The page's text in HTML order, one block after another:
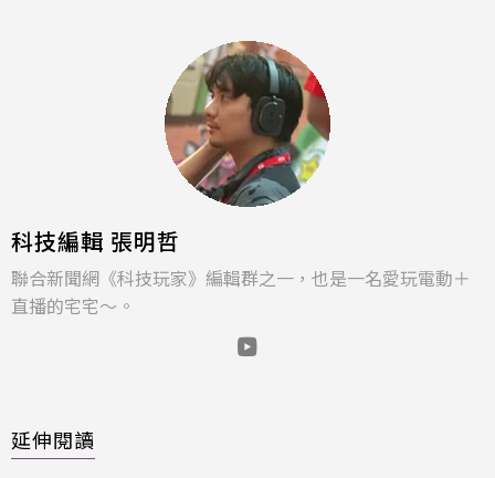
科技編輯 張明哲
聯合新聞網《科技玩家》編輯群之一，也是一名愛玩電動＋
直播的宅宅～。
延伸閱讀